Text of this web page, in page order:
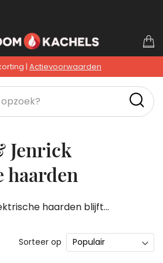
| Actievoorwaarden
Jenrick
haarden
haarden blijft
aanvulling op ons
Sorteer op